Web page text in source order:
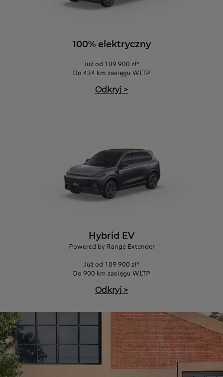
100% elektryczny
Już od 109 900 zł*
Do 434 km zasięgu WLTP
Odkryj >
Hybrid EV
Powered by Range Extender
Już od 109 900 zł*
Do 900 km zasięgu WLTP
Odkryj >